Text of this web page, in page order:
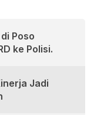
Poso
ke Polisi.
Jadi